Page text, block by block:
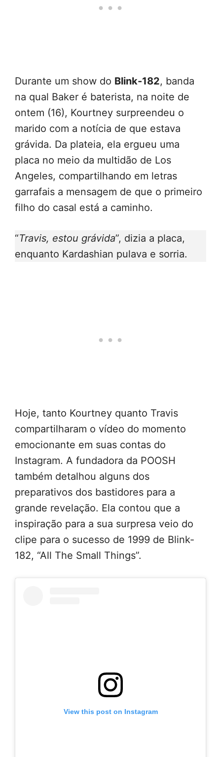
Durante um show do Blink-182, banda
na qual Baker é baterista, na noite de
ontem (16), Kourtney surpreendeu o
marido com a notícia de que estava
grávida. Da plateia, ela ergueu uma
placa no meio da multidão de Los
Angeles, compartilhando em letras
garrafais a mensagem de que o primeiro
filho do casal está a caminho.
“Travis, estou grávida”, dizia a placa,
enquanto Kardashian pulava e sorria.
Hoje, tanto Kourtney quanto Travis
compartilharam o vídeo do momento
emocionante em suas contas do
Instagram. A fundadora da POOSH
também detalhou alguns dos
preparativos dos bastidores para a
grande revelação. Ela contou que a
inspiração para a sua surpresa veio do
clipe para o sucesso de 1999 de Blink-
182, “All The Small Things”.
View this post on Instagram